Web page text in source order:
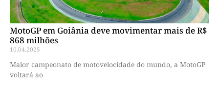
MotoGP em Goiânia deve movimentar mais de R$
868 milhões
10.04.2025
Maior campeonato de motovelocidade do mundo, a MotoGP
voltará ao